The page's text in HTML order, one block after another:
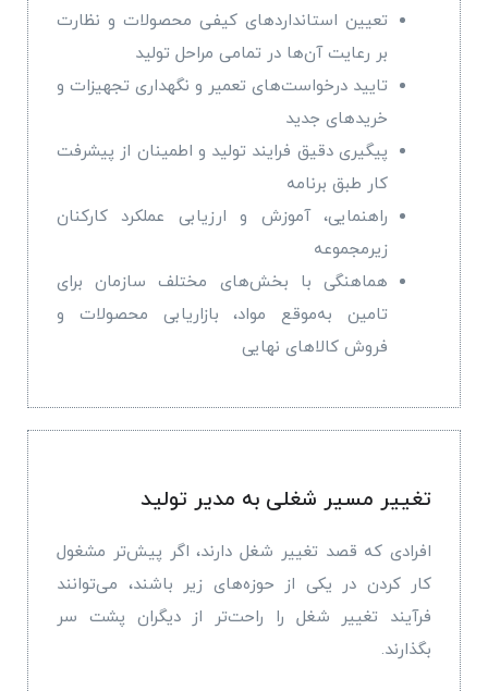
تعیین استانداردهای کیفی محصولات و نظارت
بر رعایت آن‌ها در تمامی مراحل تولید
تایید درخواست‌های تعمیر و نگهداری تجهیزات و
خریدهای جدید
پیگیری دقیق فرایند تولید و اطمینان از پیشرفت
کار طبق برنامه
راهنمایی، آموزش و ارزیابی عملکرد کارکنان
زیرمجموعه
هماهنگی با بخش‌های مختلف سازمان برای
تامین به‌موقع مواد، بازاریابی محصولات و
فروش کالاهای نهایی
تغییر مسیر شغلی به مدیر تولید
افرادی که قصد تغییر شغل دارند، اگر پیش‌تر مشغول
کار کردن در یکی از حوزه‌های زیر باشند، می‌توانند
فرآیند تغییر شغل را راحت‌تر از دیگران پشت سر
بگذارند.